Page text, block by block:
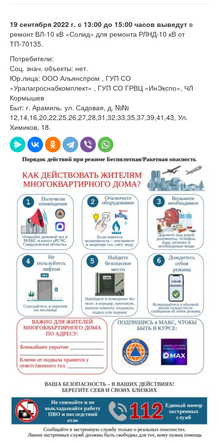
19 сентября 2022 г. с 13:00 до 15:00 часов выведут в
ремонт ВЛ-10 кВ «Солид» для ремонта РЛНД-10 кВ от
ТП-70135.
Потребители:
Соц. знач. объекты: нет.
Юр.лица: ООО Альянспром , ГУП СО
«Уралагроснабкомплект» , ГУП СО ГРВЦ «ИнЭкспо», ЧЛ
Кормышев
Быт: г. Арамиль. ул. Садовая, д. №№
12,14,16,20,22,25,26,27,28,31,32,33,35,37,39,41,43, Ул.
Химиков, 18.